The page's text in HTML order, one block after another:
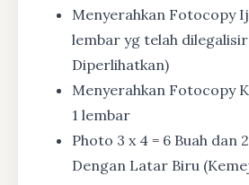
Menyerahkan Fotocopy
lembar yg telah
Diperlihatkan)
Menyerahkan Fotocopy
1 lembar
Photo 3 x 4 = 6 Buah dan
Dengan Latar Biru